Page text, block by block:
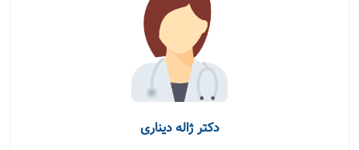
دکتر ژاله دیناری